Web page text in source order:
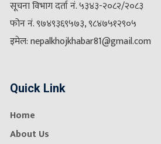
सूचना विभाग दर्ता नं. ५३४३-२०८२/२०८३
फोन नं. ९७४९३६९५७३, ९८४७५१२९०५
इमेल: nepalkhojkhabar81@gmail.com
Quick Link
Home
About Us